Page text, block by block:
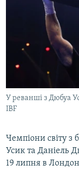
СПЕЦПРОЕКТИ
ДЕПОРТАЦІЯ
ВІДЕОУРОКИ «ELIFBE»
СВІДЧЕННЯ ОКУПАЦІЇ
УКРАЇНСЬКА
ІНФОГРАФІКА
ЯК ОБІЙТИ
Qırımtatar
ДОЛУЧАЙСЯ!
Усі сайти RFE/
У реванші з Дюбуа
IBF
Чемпіони світу з
Усик та Даніель
19 липня в